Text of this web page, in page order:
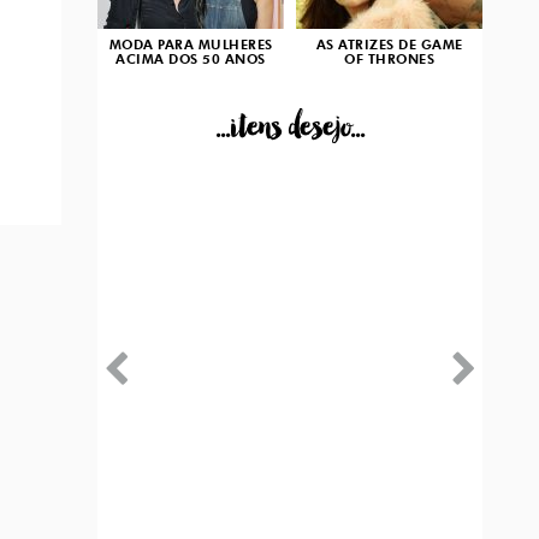
MODA PARA MULHERES
ACIMA DOS 50 ANOS
AS ATRIZES DE GAME
OF THRONES
...itens desejo...